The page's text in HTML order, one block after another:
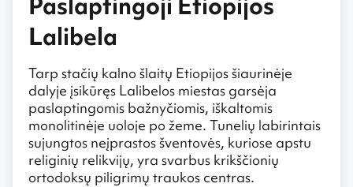
Lalibela
Tarp stačių kalno šlaitų Etiopijos šiaurinėje
dalyje įsikūręs Lalibelos miestas garsėja
paslaptingomis bažnyčiomis, iškaltomis
monolitinėje uoloje po žeme. Tunelių labirintais
sujungtos neįprastos šventovės, kuriose apstu
religinių relikvijų, yra svarbus krikščionių
ortodoksų piligrimų traukos centras.